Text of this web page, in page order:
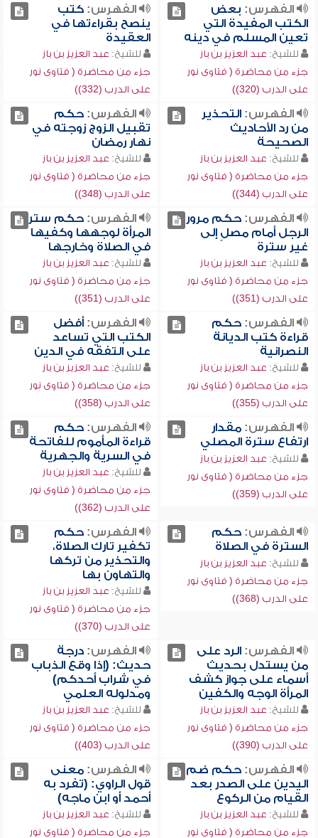
الفهرس: بعض
الكتب المفيدة التي
تعين المسلم في دينه
للشيخ: عبد العزيز بن باز
جزء من محاضرة ( فتاوى نور
على الدرب (320))
الفهرس:كتب
ينصح بقراءتها في
العقيدة
للشيخ: عبد العزيز بن باز
جزء من محاضرة ( فتاوى نور
على الدرب (332))
الفهرس:التحذير
من رد الأحاديث
الصحيحة
للشيخ: عبد العزيز بن باز
جزء من محاضرة ( فتاوى نور
على الدرب (344))
الفهرس:حكم
تقبيل الزوج زوجته في
نهار رمضان
للشيخ: عبد العزيز بن باز
جزء من محاضرة ( فتاوى نور
على الدرب (348))
الفهرس:حكم مرور
الرجل أمام مصلٍ إلى
غير سترة
للشيخ: عبد العزيز بن باز
جزء من محاضرة ( فتاوى نور
على الدرب (351))
الفهرس:حكم ستر
المرأة لوجهها وكفيها
في الصلاة وخارجها
للشيخ: عبد العزيز بن باز
جزء من محاضرة ( فتاوى نور
على الدرب (351))
الفهرس:حكم
قراءة كتب الديانة
النصرانية
للشيخ: عبد العزيز بن باز
جزء من محاضرة ( فتاوى نور
على الدرب (355))
الفهرس:أفضل
الكتب التي تساعد
على التفقه في الدين
للشيخ: عبد العزيز بن باز
جزء من محاضرة ( فتاوى نور
على الدرب (358))
الفهرس:مقدار
ارتفاع سترة المصلي
للشيخ: عبد العزيز بن باز
جزء من محاضرة ( فتاوى نور
على الدرب (359))
الفهرس:حكم
قراءة المأموم للفاتحة
في السرية والجهرية
للشيخ: عبد العزيز بن باز
جزء من محاضرة ( فتاوى نور
على الدرب (362))
الفهرس:حكم
السترة في الصلاة
للشيخ: عبد العزيز بن باز
جزء من محاضرة ( فتاوى نور
على الدرب (368))
الفهرس:حكم
تكفير تارك الصلاة،
والتحذير من تركها
والتهاون بها
للشيخ: عبد العزيز بن باز
جزء من محاضرة ( فتاوى نور
على الدرب (370))
الفهرس:الرد على
من يستدل بحديث
أسماء على جواز كشف
المرأة الوجه والكفين
للشيخ: عبد العزيز بن باز
جزء من محاضرة ( فتاوى نور
على الدرب (390))
الفهرس:درجة
حديث: (إذا وقع الذباب
في شراب أحدكم)
ومدلوله العلمي
للشيخ: عبد العزيز بن باز
جزء من محاضرة ( فتاوى نور
على الدرب (403))
الفهرس:حكم ضم
اليدين على الصدر بعد
القيام من الركوع
للشيخ: عبد العزيز بن باز
جزء من محاضرة ( فتاوى نور
الفهرس:معنى
قول الراوي: (تفرد به
أحمد أو ابن ماجه)
للشيخ: عبد العزيز بن باز
جزء من محاضرة ( فتاوى نور